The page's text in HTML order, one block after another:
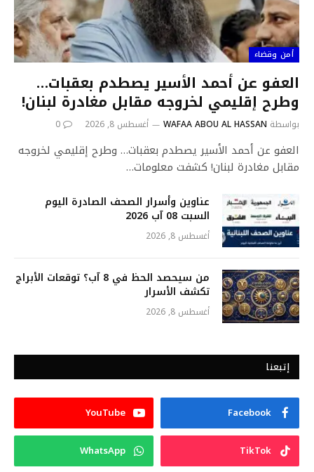
أمن وقضاء
العفو عن أحمد الأسير يصطدم بعقبات…
وطرح إقليمي لخروجه مقابل مغادرة لبنان!
بواسطة WAFAA ABOU AL HASSAN أغسطس 8, 2026 0
العفو عن أحمد الأسير يصطدم بعقبات… وطرح إقليمي لخروجه
مقابل مغادرة لبنان! كشفت معلومات…
عناوين وأسرار الصحف الصادرة اليوم
السبت 08 آب 2026
أغسطس 8, 2026
من سيحصد الحظ في 8 آب؟ توقعات الأبراج
تكشف الأسرار
أغسطس 8, 2026
إتبعنا
Facebook
YouTube
TikTok
WhatsApp